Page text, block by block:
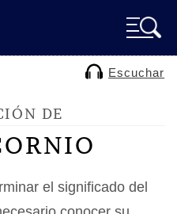
Escuchar
DE
el significado del